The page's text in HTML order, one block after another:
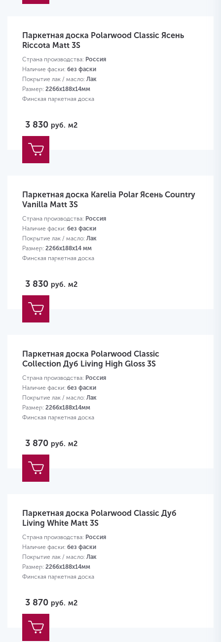
Паркетная доска Polarwood Classic Ясень
Riccota Matt 3S
Страна производства: Россия
Наличие фаски: без фаски
Покрытие лак / масло: Лак
Размер: 2266х188х14мм
Финская паркетная доска
3 830 руб. м2
Паркетная доска Karelia Polar Ясень Country
Vanilla Matt 3S
Страна производства: Россия
Наличие фаски: без фаски
Покрытие лак / масло: Лак
Размер: 2266х188х14 мм
Финская паркетная доска
3 830 руб. м2
Паркетная доска Polarwood Classic
Collection Дуб Living High Gloss 3S
Страна производства: Россия
Наличие фаски: без фаски
Покрытие лак / масло: Лак
Размер: 2266х188х14мм
Финская паркетная доска
3 870 руб. м2
Паркетная доска Polarwood Classic Дуб
Living White Matt 3S
Страна производства: Россия
Наличие фаски: без фаски
Покрытие лак / масло: Лак
Размер: 2266х188х14мм
Финская паркетная доска
3 870 руб. м2